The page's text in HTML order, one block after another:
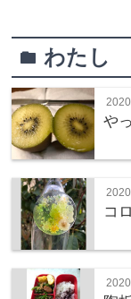
folderわたし
や
コ